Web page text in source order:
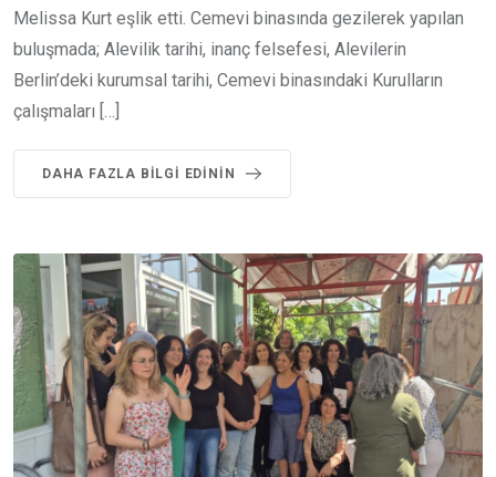
Melissa Kurt eşlik etti. Cemevi binasında gezilerek yapılan
buluşmada; Alevilik tarihi, inanç felsefesi, Alevilerin
Berlin’deki kurumsal tarihi, Cemevi binasındaki Kurulların
çalışmaları […]
DAHA FAZLA BILGI EDININ